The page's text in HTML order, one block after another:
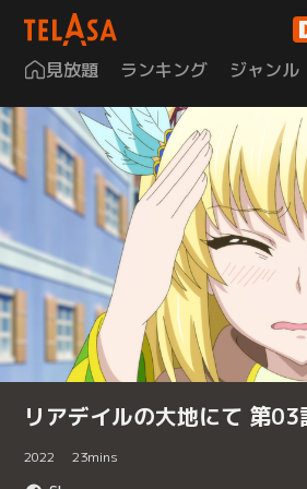
見放題 ランキング ジャンル
リアデイルの大地にて 第03
2022 23mins